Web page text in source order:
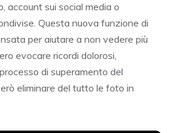
account sui social media o
Questa nuova funzione di
per aiutare a non vedere più
evocare ricordi dolorosi,
di superamento del
eliminare del tutto le foto in